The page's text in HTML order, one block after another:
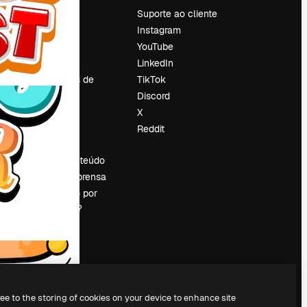
Preços
Sobre nós
Reviews
Emprego
Tendências de
pesquisa
Blog
Eventos
Vender conteúdo
Sala de imprensa
Procurando por
magnific.ai?
Suporte ao cliente
Instagram
YouTube
LinkedIn
TikTok
Discord
X
Reddit
to the storing of cookies on your device to enhance site